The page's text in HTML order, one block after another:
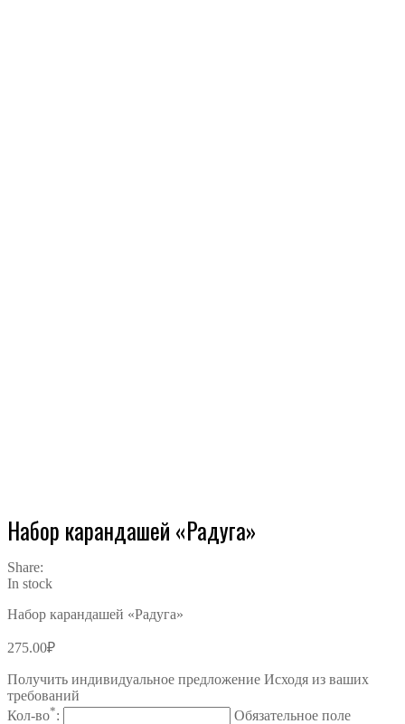
Набор карандашей «Радуга»
Share:
In stock
Набор карандашей «Радуга»
275.00₽
Получить индивидуальное предложение Исходя из ваших
требований
Кол-во*:
Обязательное поле